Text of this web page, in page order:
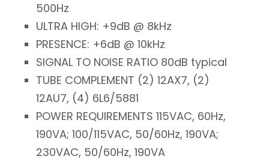
500Hz
ULTRA HIGH: +9dB @ 8kHz
PRESENCE: +6dB @ 10kHz
SIGNAL TO NOISE RATIO 80dB typical
TUBE COMPLEMENT (2) 12AX7, (2)
12AU7, (4) 6L6/5881
POWER REQUIREMENTS 115VAC, 60Hz,
190VA; 100/115VAC, 50/60Hz, 190VA;
230VAC, 50/60Hz, 190VA